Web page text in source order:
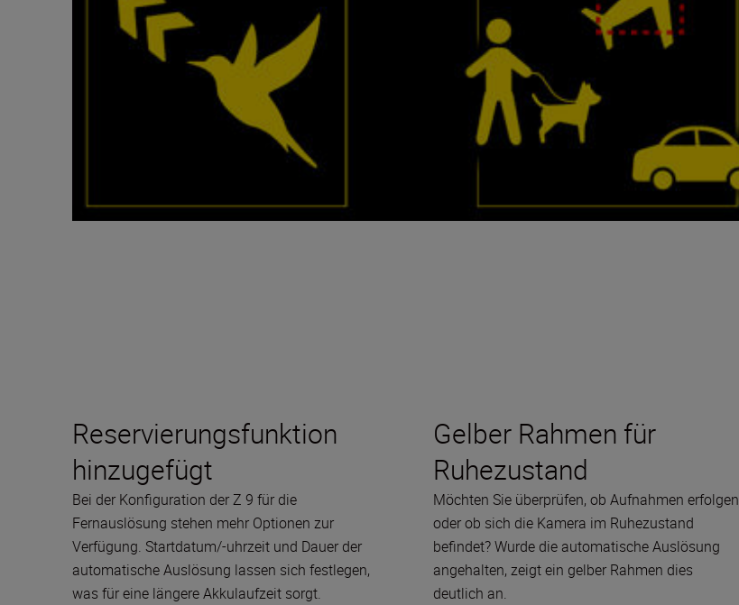
Reservierungsfunktion
hinzugefügt
Bei der Konfiguration der Z 9 für die
Fernauslösung stehen mehr Optionen zur
Verfügung. Startdatum/-uhrzeit und Dauer der
automatische Auslösung lassen sich festlegen,
was für eine längere Akkulaufzeit sorgt.
Gelber Rahmen für
Ruhezustand
Möchten Sie überprüfen, ob Aufnahmen erfolgen
oder ob sich die Kamera im Ruhezustand
befindet? Wurde die automatische Auslösung
angehalten, zeigt ein gelber Rahmen dies
deutlich an.